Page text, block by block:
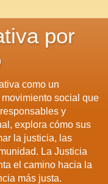
por
como un
social que
y
explora cómo sus
la justicia, las
La Justicia
el camino hacia la
más justa.